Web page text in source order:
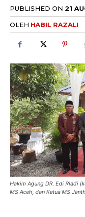
PUBLISHED ON 21
OLEH HABIL RAZALI
Hakim Agung DR. Edi Riadi
MS Aceh, dan Ketua MS